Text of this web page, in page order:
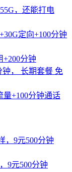
，还能打电
定向+100分钟
+200分钟
钟， 长期套餐 免
量+100分钟通话
，9元500分钟
9元500分钟